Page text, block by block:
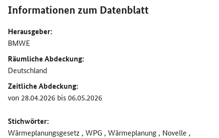
Informationen zum Datenblatt
Herausgeber:
BMWE
Räumliche Abdeckung:
Deutschland
Zeitliche Abdeckung:
von 28.04.2026 bis 06.05.2026
Stichwörter:
Wärmeplanungsgesetz , WPG , Wärmeplanung , Novelle ,